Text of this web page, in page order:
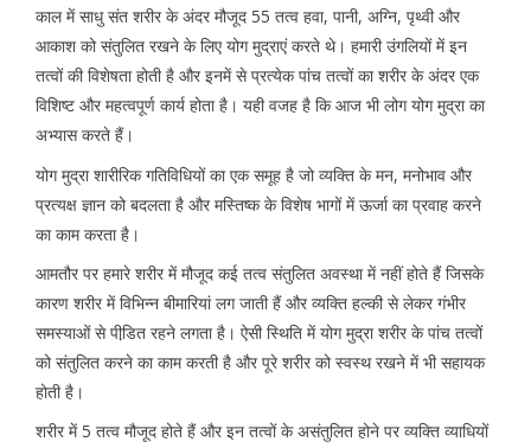
काल में साधु संत शरीर के अंदर मौजूद 55 तत्व हवा, पानी, अग्नि, पृथ्वी और
आकाश को संतुलित रखने के लिए योग मुद्राएं करते थे। हमारी उंगलियों में इन
तत्वों की विशेषता होती है और इनमें से प्रत्येक पांच तत्वों का शरीर के अंदर एक
विशिष्ट और महत्वपूर्ण कार्य होता है। यही वजह है कि आज भी लोग योग मुद्रा का
अभ्यास करते हैं।
योग मुद्रा शारीरिक गतिविधियों का एक समूह है जो व्यक्ति के मन, मनोभाव और
प्रत्यक्ष ज्ञान को बदलता है और मस्तिष्क के विशेष भागों में ऊर्जा का प्रवाह करने
का काम करता है।
आमतौर पर हमारे शरीर में मौजूद कई तत्व संतुलित अवस्था में नहीं होते हैं जिसके
कारण शरीर में विभिन्न बीमारियां लग जाती हैं और व्यक्ति हल्की से लेकर गंभीर
समस्याओं से पीडि़त रहने लगता है। ऐसी स्थिति में योग मुद्रा शरीर के पांच तत्वों
को संतुलित करने का काम करती है और पूरे शरीर को स्वस्थ रखने में भी सहायक
होती है।
शरीर में 5 तत्व मौजूद होते हैं और इन तत्वों के असंतुलित होने पर व्यक्ति व्याधियों